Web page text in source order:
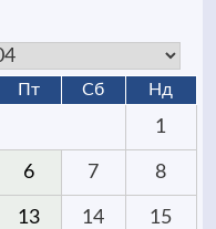
Пт Сб Нд
1
6 7 8
13 14 15